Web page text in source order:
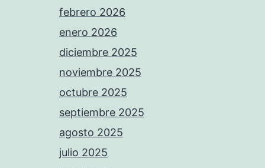
febrero 2026
enero 2026
diciembre 2025
noviembre 2025
octubre 2025
septiembre 2025
agosto 2025
julio 2025